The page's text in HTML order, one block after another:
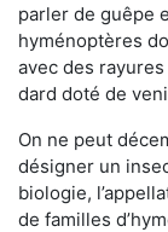
parler de guêpe
hyménoptères
avec des
dard doté de
On ne peut
désigner un
biologie,
de familles